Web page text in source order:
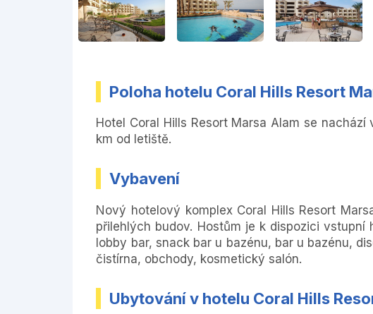
Poloha hotelu Coral Hills Resort
Hotel Coral Hills Resort Marsa Alam se
km od letiště.
Vybavení
Nový hotelový komplex Coral Hills Resort
přilehlých budov. Hostům je k dispozici
lobby bar, snack bar u bazénu, bar u bazénu,
čistírna, obchody, kosmetický salón.
Ubytování v hotelu Coral Hills